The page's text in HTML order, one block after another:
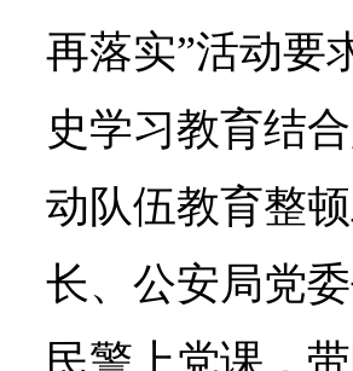
再落实”活动要
史学习教育结
动队伍教育整
长、公安局党
民警上党课，